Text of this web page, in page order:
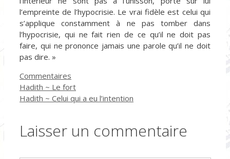
l’empreinte de l’hypocrisie. Le vrai fidèle est celui qui
s’applique constamment à ne pas tomber dans
l’hypocrisie, qui ne fait rien de ce qu’il ne doit pas
faire, qui ne prononce jamais une parole qu’il ne doit
pas dire. »
Catégories
Commentaires
Hadith ~ Le fort
Hadith ~ Celui qui a eu l’intention
Laisser un commentaire